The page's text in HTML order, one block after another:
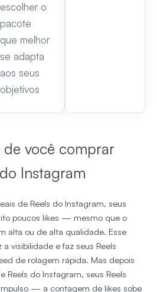
escolher o
pacote
que melhor
se adapta
aos seus
objetivos
você comprar
Instagram
de Reels do Instagram, seus
poucos likes — mesmo que o
alta ou de alta qualidade. Esse
visibilidade e faz seus Reels
de rolagem rápida. Mas depois
Reels do Instagram, seus Reels
— a contagem de likes sobe